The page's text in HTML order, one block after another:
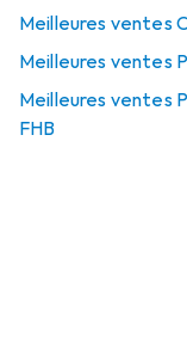
Meilleures ventes
Meilleures ventes
Meilleures ventes
FHB